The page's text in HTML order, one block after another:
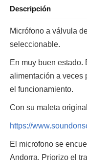
Descripción
Micrófono a válvula
seleccionable.
En muy buen estado.
alimentación a veces
el funcionamiento.
Con su maleta
https://
El microfono se
Andorra. Priorizo el